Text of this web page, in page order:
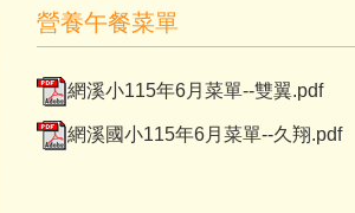
營養午餐菜單
網溪小115年6月菜單--雙翼.pdf
網溪國小115年6月菜單--久翔.pdf